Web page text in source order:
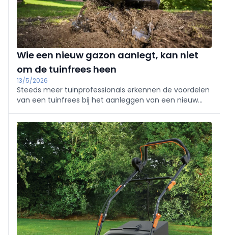
Wie een nieuw gazon aanlegt, kan niet
om de tuinfrees heen
13/5/2026
Steeds meer tuinprofessionals erkennen de voordelen
van een tuinfrees bij het aanleggen van een nieuw
echter belangrijk om diverse factoren zorgvuldig in
overweging te nemen.